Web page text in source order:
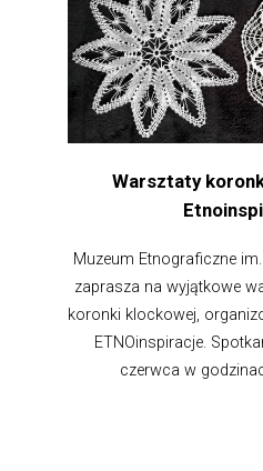
Warsztaty
Muzeum Etnograficzne
zaprasza na wyjątkowe
koronki klockowej,
ETNOinspiracje.
czerwca w